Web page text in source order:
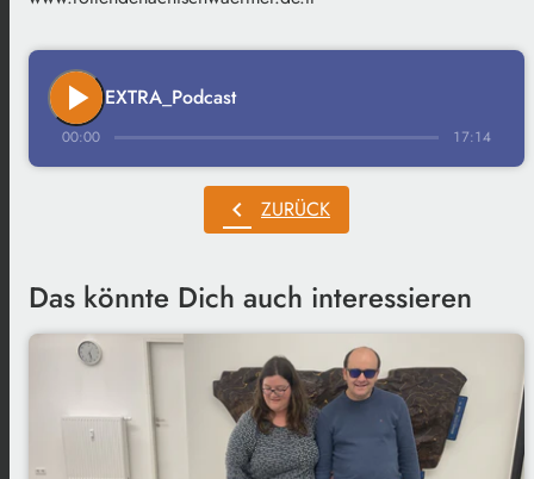
play_arrow EXTRA_Podcast
00:00 17:14
chevron_left ZURÜCK
Das könnte Dich auch interessieren